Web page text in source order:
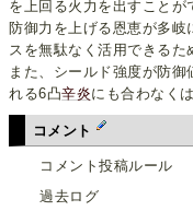
を上回る火力を出すことが
防御力を上げる恩恵が多岐
スを無駄なく活用できるた
また、シールド強度が防
れる6凸辛炎にも合わなくは
コメント
コメント投稿ルール
過去ログ